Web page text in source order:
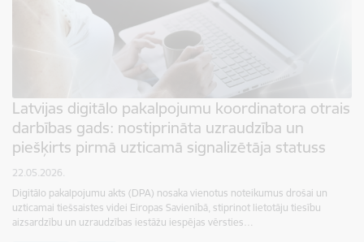
Latvijas digitālo pakalpojumu koordinatora otrais
darbības gads: nostiprināta uzraudzība un
piešķirts pirmā uzticamā signalizētāja statuss
22.05.2026.
Digitālo pakalpojumu akts (DPA) nosaka vienotus noteikumus drošai un
uzticamai tiešsaistes videi Eiropas Savienībā, stiprinot lietotāju tiesību
aizsardzību un uzraudzības iestāžu iespējas vērsties…